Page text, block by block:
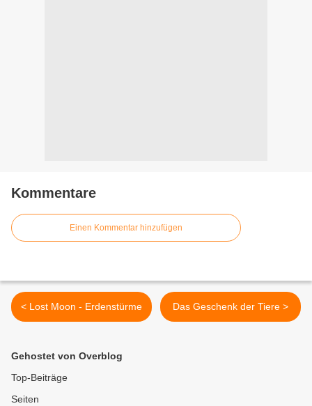
Kommentare
Einen Kommentar hinzufügen
< Lost Moon - Erdenstürme Das Geschenk der Tiere >
Gehostet von Overblog
Top-Beiträge
Seiten